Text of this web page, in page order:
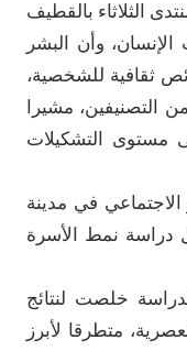
الثلاثاء بالقطيف
وأن البشر
ثقافية للشخصية،
التصنيفين، مشيرا
مستوى التشكيلات
في مدينة
دراسة نمط الأسرة
خلصت لنتائج
متطرقا لأبرز